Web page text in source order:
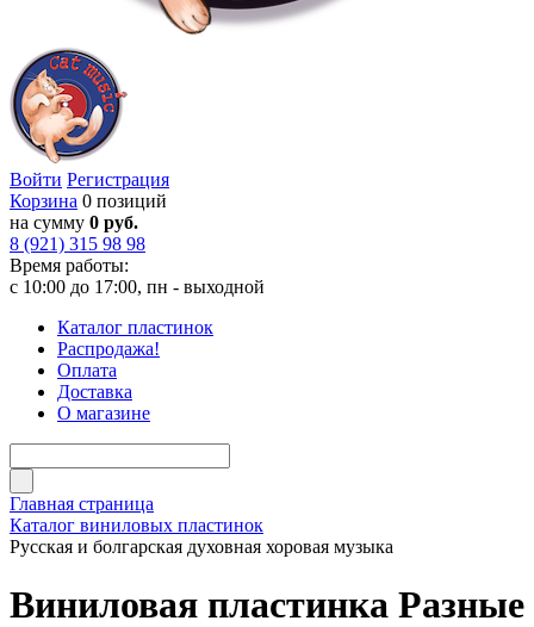
Войти Регистрация
Корзина 0 позиций
на сумму 0 руб.
8 (921) 315 98 98
Время работы:
с 10:00 до 17:00, пн - выходной
Каталог пластинок
Распродажа!
Оплата
Доставка
О магазине
Главная страница
Каталог виниловых пластинок
Русская и болгарская духовная хоровая музыка
Виниловая пластинка Разные